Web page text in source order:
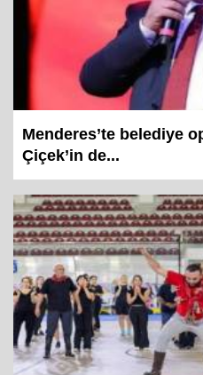
Menderes’te belediye
Çiçek’in de...